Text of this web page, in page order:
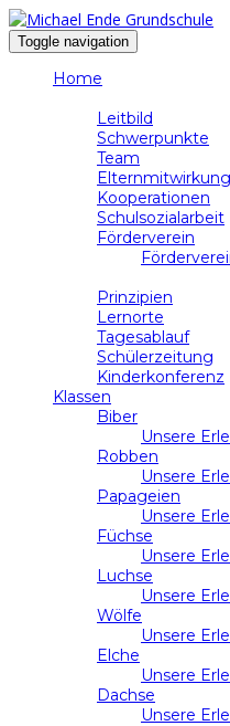
Toggle navigation
Home
Leitbild
Schwerpunkte
Team
Elternmitwirkung
Kooperationen
Schulsozialarbeit
Förderverein
Prinzipien
Lernorte
Tagesablauf
Schülerzeitung
Kinderkonferenz
Klassen
Biber
Unsere
Robben
Unsere
Papageien
Unsere
Füchse
Unsere
Luchse
Unsere
Wölfe
Unsere
Elche
Unsere
Dachse
Unsere